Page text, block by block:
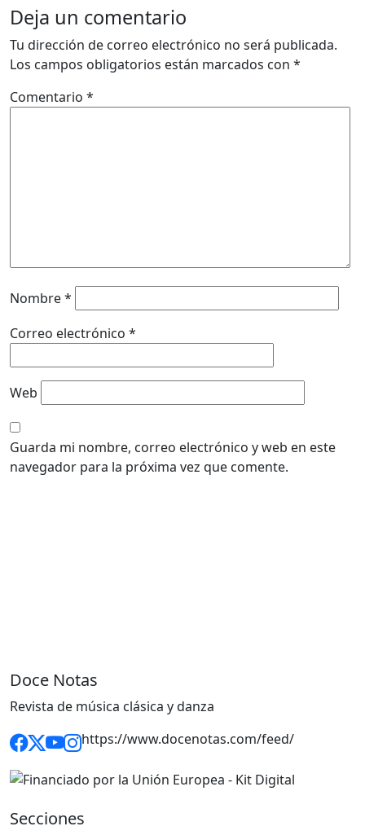
Deja un comentario
Tu dirección de correo electrónico no será publicada.
Los campos obligatorios están marcados con *
Comentario *
Nombre*
Correo electrónico *
Web
Guarda mi nombre, correo electrónico y web en este
navegador para la próxima vez que comente.
Doce Notas
Revista de música clásica y danza
https://www.docenotas.com/feed/
Secciones